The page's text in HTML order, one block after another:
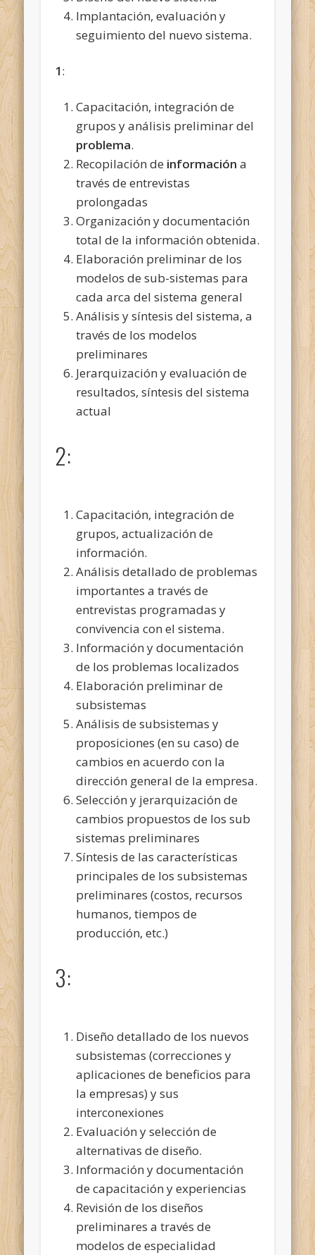
Implantación, evaluación y
seguimiento del nuevo sistema.
1:
Capacitación, integración de
grupos y análisis preliminar del
problema.
Recopilación de información a
través de entrevistas
prolongadas
Organización y documentación
total de la información obtenida.
Elaboración preliminar de los
modelos de sub-sistemas para
cada arca del sistema general
Análisis y síntesis del sistema, a
través de los modelos
preliminares
Jerarquización y evaluación de
resultados, síntesis del sistema
actual
2:
Capacitación, integración de
grupos, actualización de
información.
Análisis detallado de problemas
importantes a través de
entrevistas programadas y
convivencia con el sistema.
Información y documentación
de los problemas localizados
Elaboración preliminar de
subsistemas
Análisis de subsistemas y
proposiciones (en su caso) de
cambios en acuerdo con la
dirección general de la empresa.
Selección y jerarquización de
cambios propuestos de los sub
sistemas preliminares
Síntesis de las características
principales de los subsistemas
preliminares (costos, recursos
humanos, tiempos de
producción, etc.)
3:
Diseño detallado de los nuevos
subsistemas (correcciones y
aplicaciones de beneficios para
la empresas) y sus
interconexiones
Evaluación y selección de
alternativas de diseño.
Información y documentación
de capacitación y experiencias
Revisión de los diseños
preliminares a través de
modelos de especialidad